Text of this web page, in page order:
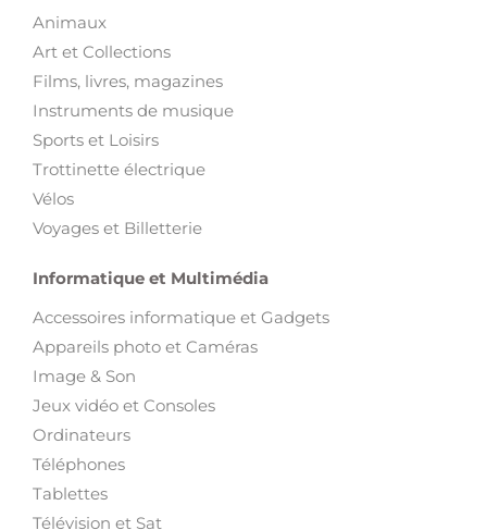
Animaux
Art et Collections
Films, livres, magazines
Instruments de musique
Sports et Loisirs
Trottinette électrique
Vélos
Voyages et Billetterie
Informatique et Multimédia
Accessoires informatique et Gadgets
Appareils photo et Caméras
Image & Son
Jeux vidéo et Consoles
Ordinateurs
Téléphones
Tablettes
Télévision et Sat